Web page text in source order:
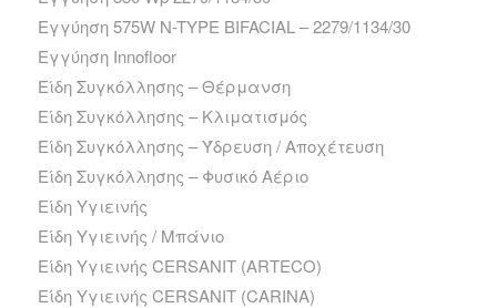
Εγγύηση 575W N-TYPE BIFACIAL – 2279/1134/30
Εγγύηση Innofloor
Είδη Συγκόλλησης – Θέρμανση
Είδη Συγκόλλησης – Κλιματισμός
Είδη Συγκόλλησης – Ύδρευση / Αποχέτευση
Είδη Συγκόλλησης – Φυσικό Αέριο
Είδη Υγιεινής
Είδη Υγιεινής / Μπάνιο
Είδη Υγιεινής CERSANIT (ARTECO)
Είδη Υγιεινής CERSANIT (CARINA)